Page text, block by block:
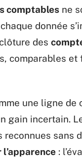
comptables ne
donnée
des
comparables
une ligne
gain incertain.
sans
: